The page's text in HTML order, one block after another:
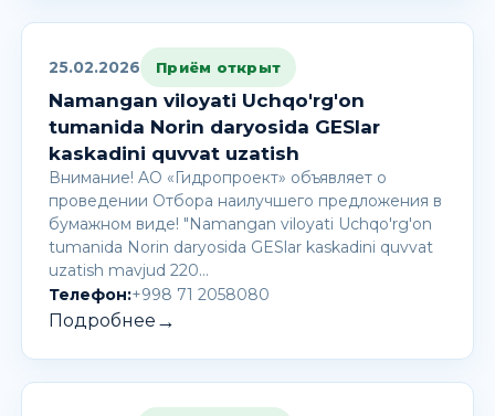
25.02.2026 Приём открыт
Namangan viloyati Uchqo'rg'on
tumanida Norin daryosida GESlar
kaskadini quvvat uzatish
Внимание! AО «Гидропроект» объявляет о
проведении Отбора наилучшего предложения в
бумажном виде! "Namangan viloyati Uchqo'rg'on
tumanida Norin daryosida GESlar kaskadini quvvat
uzatish mavjud 220…
Телефон:+998 71 2058080
Подробнее →